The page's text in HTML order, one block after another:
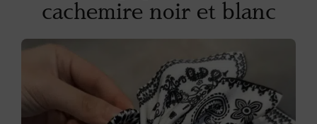
cachemire noir et blanc